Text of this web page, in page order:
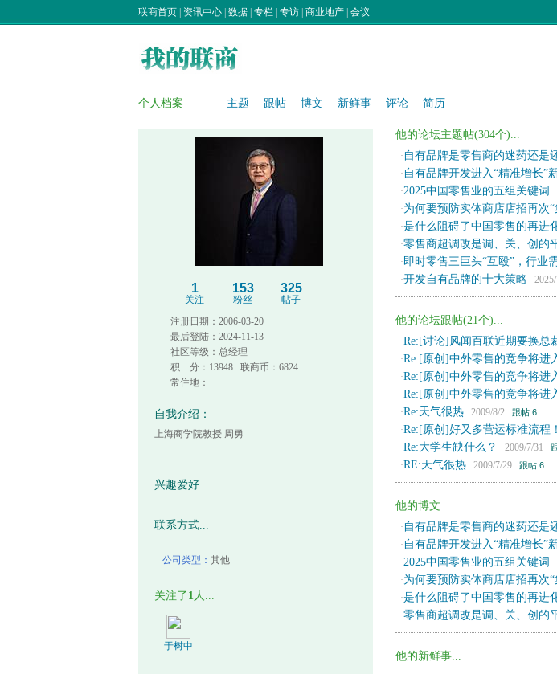
联商首页 资讯中心 数据 专栏 专访 商业地产 会议
个人档案 主题 跟帖 博文 新鲜事 评论 简历
1
关注
153
粉丝
325
帖子
注册日期：2006-03-20
最后登陆：2024-11-13
社区等级：总经理
积 分：13948 联商币：6824
常住地：
自我介绍：
上海商学院教授 周勇
兴趣爱好...
联系方式...
公司类型： 其他
关注了 1人...
于树中
他的论坛主题帖(304个)...
· 自有品牌是零售商的迷药还是
· 自有品牌开发进入“精准增长”
·2025中国零售业的五组关键词
·为何要预防实体商店店招再次“
·是什么阻碍了中国零售的再进
·零售商超调改是调、关、创的
·即时零售三巨头“互殴”，行业
·开发自有品牌的十大策略
他的论坛跟帖(21个)...
·Re:[讨论]风闻百联近期要换总
·Re:[原创]中外零售的竞争将进
·Re:[原创]中外零售的竞争将进
·Re:[原创]中外零售的竞争将进
·Re:天气很热 2009/8/2 跟帖:6
·Re:[原创]好又多营运标准流程
·Re:大学生缺什么？ 2009/7/31
·RE:天气很热 2009/7/29 跟帖:6
他的博文...
· 自有品牌是零售商的迷药还是
· 自有品牌开发进入“精准增长”
·2025中国零售业的五组关键词
·为何要预防实体商店店招再次“
·是什么阻碍了中国零售的再进
·零售商超调改是调、关、创的
他的新鲜事...